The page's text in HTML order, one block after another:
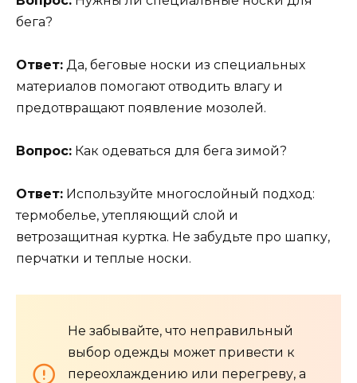
бега?
Ответ: Да, беговые носки из специальных
материалов помогают отводить влагу и
предотвращают появление мозолей.
Вопрос: Как одеваться для бега зимой?
Ответ: Используйте многослойный подход:
термобелье, утепляющий слой и
ветрозащитная куртка. Не забудьте про шапку,
перчатки и теплые носки.
Не забывайте, что неправильный
выбор одежды может привести к
переохлаждению или перегреву, а